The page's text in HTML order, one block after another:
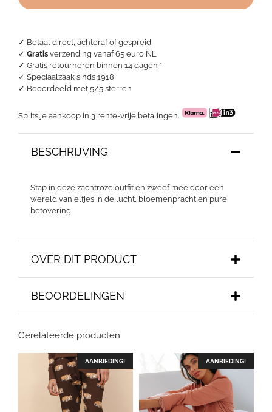
✓ Betaal direct, achteraf of gespreid
✓ Gratis verzending vanaf 65 euro NL
✓ Gratis retourneren binnen 14 dagen *
✓ Speciaalzaak sinds 1918
✓ Beoordeeld met 5/5 sterren
Splits je aankoop in 3 rente-vrije betalingen.
BESCHRIJVING
Stap in deze zachtroze outfit en zweef mee door een
wereld van elfjes in de lucht, bloemenpracht en pure
betovering.
OVER DIT PRODUCT
BEOORDELINGEN
aantal
Gerelateerde producten
AANBIEDING! AANBIEDING!